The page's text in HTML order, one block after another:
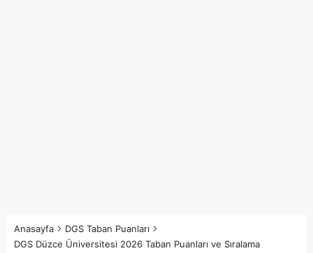
Anasayfa
DGS Taban Puanları
DGS Düzce Üniversitesi 2026 Taban Puanları ve Sıralama